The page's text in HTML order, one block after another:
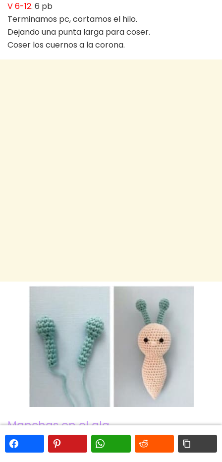
V 6-12. 6 pb
Terminamos pc, cortamos el hilo.
Dejando una punta larga para coser.
Coser los cuernos a la corona.
Manchas en el ala